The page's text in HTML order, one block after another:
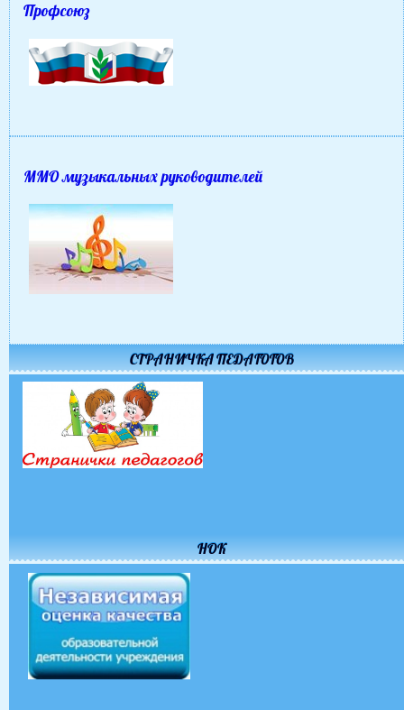
Профсоюз
ММО музыкальных руководителей
СТРАНИЧКА ПЕДАГОГОВ
НОК